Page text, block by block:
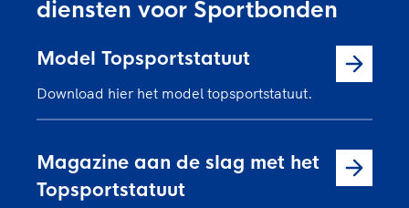
Lees verder
diensten voor Sportbonden
Model Topsportstatuut
Download hier het model topsportstatuut.
Magazine aan de slag met het
Topsportstatuut